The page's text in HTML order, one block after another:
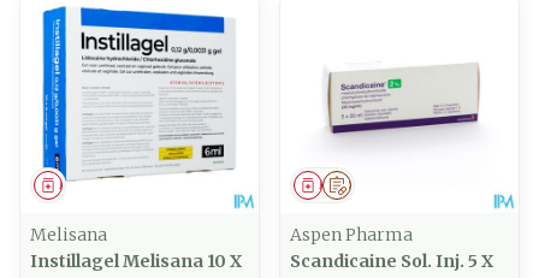
Médicament
Melisana
Instillagel Melisana 10 X
Sur prescription
Médicament
Aspen Pharma
Scandicaine Sol. Inj. 5 X